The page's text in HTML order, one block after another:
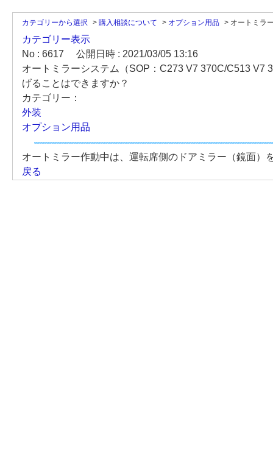
カテゴリーから選択 > 購入相談について > オプション用品 > オートミラ
カテゴリー表示
No : 6617
公開日時 : 2021/03/05 13:16
オートミラーシステム（SOP：C273 V7 370C/C513 V7
げることはできますか？
カテゴリー：
外装
オプション用品
オートミラー作動中は、運転席側のドアミラー（鏡面）
戻る